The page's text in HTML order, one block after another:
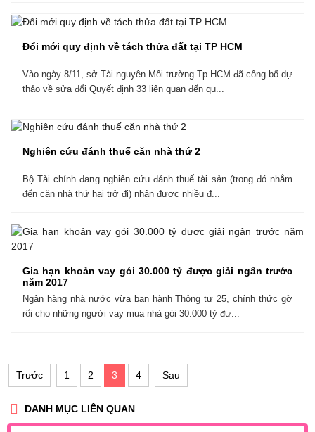
Đổi mới quy định về tách thửa đất tại TP HCM
Vào ngày 8/11, sở Tài nguyên Môi trường Tp HCM đã công bố dự
thảo về sửa đổi Quyết định 33 liên quan đến qu...
Nghiên cứu đánh thuế căn nhà thứ 2
Bộ Tài chính đang nghiên cứu đánh thuế tài sản (trong đó nhắm
đến căn nhà thứ hai trở đi) nhận được nhiều đ...
Gia hạn khoản vay gói 30.000 tỷ được giải ngân trước
năm 2017
Ngân hàng nhà nước vừa ban hành Thông tư 25, chính thức gỡ
rối cho những người vay mua nhà gói 30.000 tỷ đư...
Trước 1 2 3 4 Sau
DANH MỤC LIÊN QUAN